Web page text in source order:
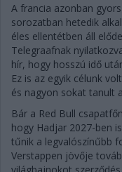
A francia azonban
sorozatban hetedik
éles ellentétben áll
Telegraafnak
hír, hogy hosszú idő
Ez is az egyik célunk
és nagyon sokat tanult
Bár a Red Bull
hogy Hadjar 2027-ben
tűnik a legvalószínűbb
Verstappen jövője